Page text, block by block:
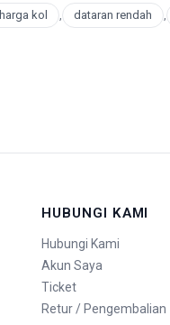
harga kol , dataran rendah ,
HUBUNGI KAMI
Hubungi Kami
Akun Saya
Ticket
Retur / Pengembalian